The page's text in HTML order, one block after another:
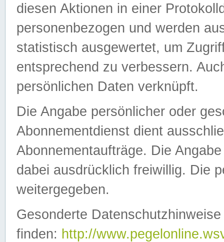
diesen Aktionen in einer
personenbezogen und werden
statistisch ausgewertet, um
entsprechend zu verbessern.
persönlichen Daten verknüpft.
Die Angabe persönlicher oder
Abonnementdienst dient
Abonnementaufträge. Die
dabei ausdrücklich freiwillig. Die
weitergegeben.
Gesonderte
finden: http://